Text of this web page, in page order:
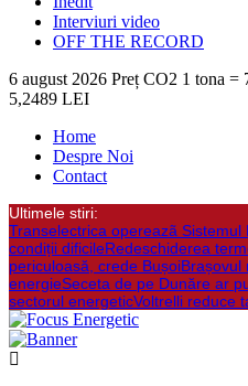
Interviuri video
OFF THE RECORD
6 august 2026 Preț CO2 1
5,2489 LEI
Home
Despre Noi
Contact
Ultimele stiri:
Transelectrica opereazã
condiții dificileRedeschiderea
periculoasă, crede BușoiBrașovul
energieSeceta de pe Dunăre ar
sectorul energeticVoltrelli reduce